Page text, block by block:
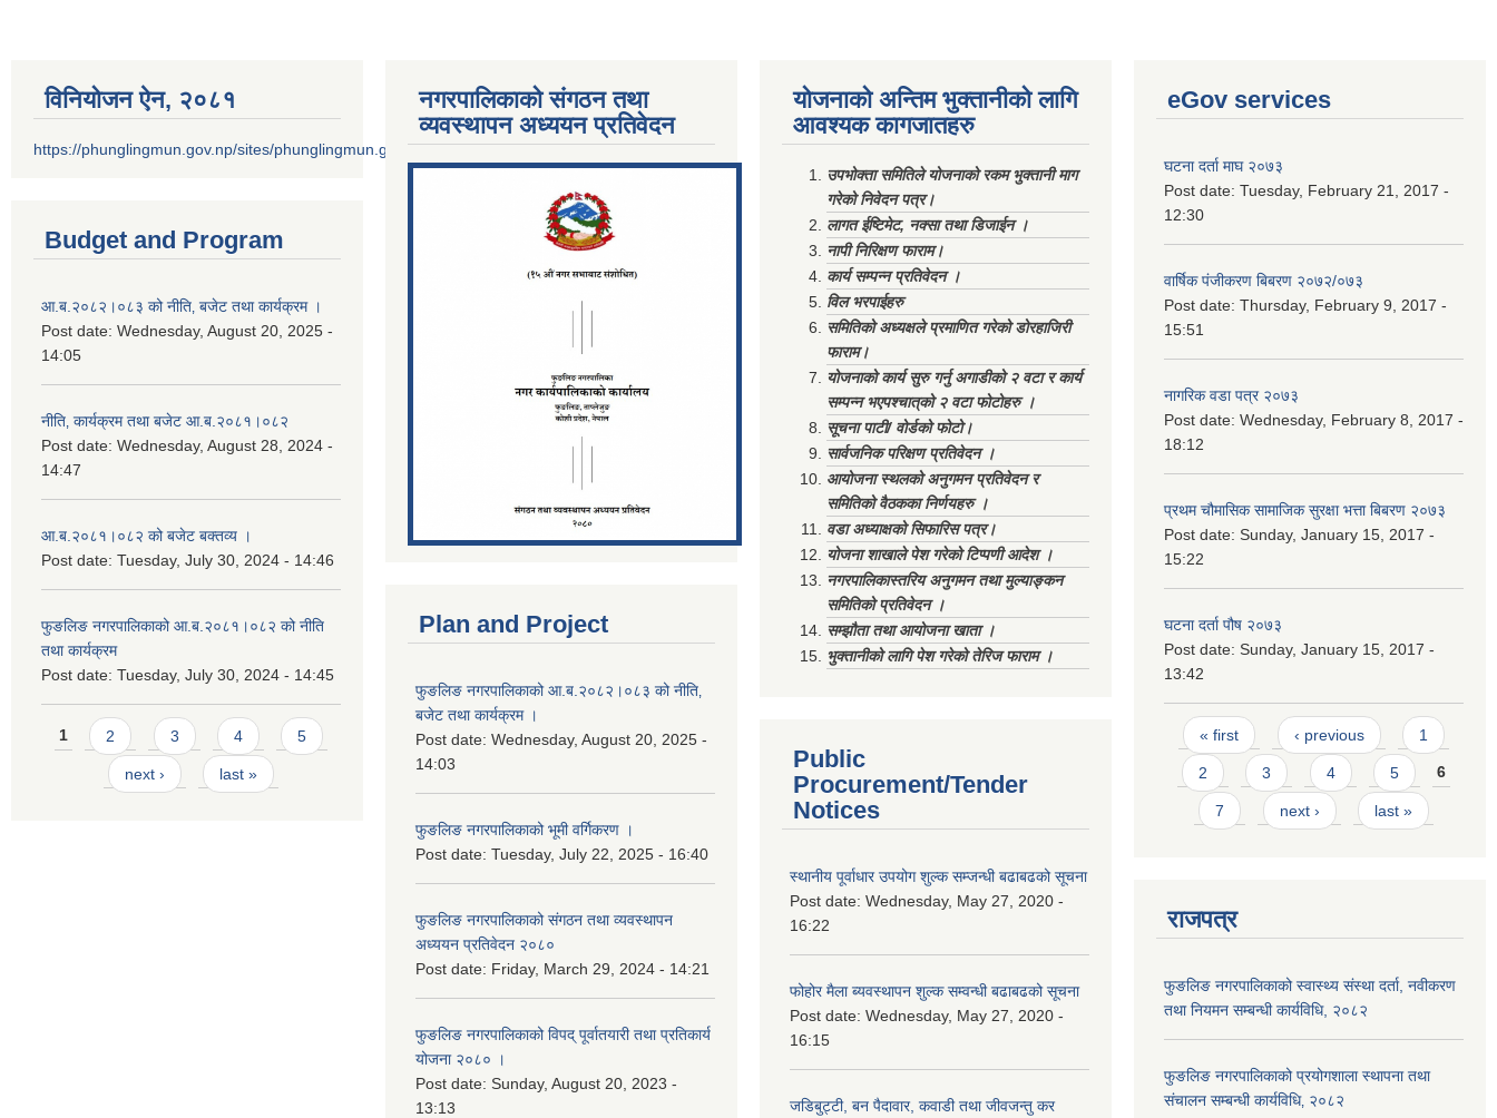
विनियोजन ऐन‚ २०८१
https://phunglingmun.gov.np/sites/phunglingmun.gov.np/files/documents/Al...
Budget and Program
आ.ब.२०८२।०८३ को नीति‚ बजेट तथा कार्यक्रम ।
Post date: Wednesday, August 20, 2025 -
14:05
नीति‚ कार्यक्रम तथा बजेट आ.ब.२०८१।०८२
Post date: Wednesday, August 28, 2024 -
14:47
आ.ब.२०८१।०८२ को बजेट बक्तव्य ।
Post date: Tuesday, July 30, 2024 - 14:46
फुङलिङ नगरपालिकाको आ.ब.२०८१।०८२ को नीति
तथा कार्यक्रम
Post date: Tuesday, July 30, 2024 - 14:45
Pages
1 2 3 4 5
next › last »
नगरपालिकाको संगठन तथा
व्यवस्थापन अध्ययन प्रतिवेदन
Plan and Project
फुङलिङ नगरपालिकाको आ.ब.२०८२।०८३ को नीति‚
बजेट तथा कार्यक्रम ।
Post date: Wednesday, August 20, 2025 -
14:03
फुङलिङ नगरपालिकाको भूमी वर्गिकरण ।
Post date: Tuesday, July 22, 2025 - 16:40
फुङलिङ नगरपालिकाको संगठन तथा व्यवस्थापन
अध्ययन प्रतिवेदन २०८०
Post date: Friday, March 29, 2024 - 14:21
फुङलिङ नगरपालिकाको विपद् पूर्वातयारी तथा प्रतिकार्य
योजना २०८० ।
Post date: Sunday, August 20, 2023 -
13:13
योजनाको अन्तिम भुक्तानीको लागि
आवश्यक कागजातहरु
उपभोक्ता समितिले योजनाको रकम भुक्तानी माग
गरेको निवेदन पत्र।
लागत ईष्टिमेट, नक्सा तथा डिजाईन ।
नापी निरिक्षण फाराम।
कार्य सम्पन्न प्रतिवेदन ।
विल भरपाईहरु
समितिको अध्यक्षले प्रमाणित गरेको डोरहाजिरी
फाराम।
योजनाको कार्य सुरु गर्नु अगाडीको २ वटा र कार्य
सम्पन्न भएपश्चात्‌को २ वटा फोटोहरु ।
सूचना पाटी/ वोर्डको फोटो।
सार्वजनिक परिक्षण प्रतिवेदन ।
आयोजना स्थलको अनुगमन प्रतिवेदन र
समितिको वैठकका निर्णयहरु ।
वडा अध्याक्षको सिफारिस पत्र।
योजना शाखाले पेश गरेको टिप्पणी आदेश ।
नगरपालिकास्तरिय अनुगमन तथा मुल्याङ्कन
समितिको प्रतिवेदन ।
सम्झौता तथा आयोजना खाता ।
भुक्तानीको लागि पेश गरेको तेरिज फाराम ।
Public
Procurement/Tender
Notices
स्थानीय पूर्वाधार उपयोग शुल्क सम्जन्धी बढाबढको सूचना
Post date: Wednesday, May 27, 2020 -
16:22
फोहोर मैला ब्यवस्थापन शुल्क सम्वन्धी बढाबढको सूचना
Post date: Wednesday, May 27, 2020 -
16:15
जडिबुट्टी, बन पैदावार, कवाडी तथा जीवजन्तु कर
eGov services
घटना दर्ता माघ २०७३
Post date: Tuesday, February 21, 2017 -
12:30
वार्षिक पंजीकरण बिबरण २०७२/०७३
Post date: Thursday, February 9, 2017 -
15:51
नागरिक वडा पत्र २०७३
Post date: Wednesday, February 8, 2017 -
18:12
प्रथम चौमासिक सामाजिक सुरक्षा भत्ता बिबरण २०७३
Post date: Sunday, January 15, 2017 -
15:22
घटना दर्ता पौष २०७३
Post date: Sunday, January 15, 2017 -
13:42
Pages
« first ‹ previous 1
2 3 4 5 6
7 next › last »
राजपत्र
फुङलिङ नगरपालिकाको स्वास्थ्य संस्था दर्ता, नवीकरण
तथा नियमन सम्बन्धी कार्यविधि, २०८२
फुङलिङ नगरपालिकाको प्रयोगशाला स्थापना तथा
संचालन सम्बन्धी कार्यविधि‚ २०८२